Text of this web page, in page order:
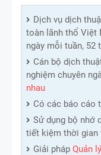
Dịch vụ dịch
toàn lãnh thổ Việt
ngày mỗi tuần, 52
Cán bộ dịch
nghiệm chuyên
nhau
Có các báo cáo
Sử dụng bộ nhớ
tiết kiệm thời gian
Giải pháp Quản